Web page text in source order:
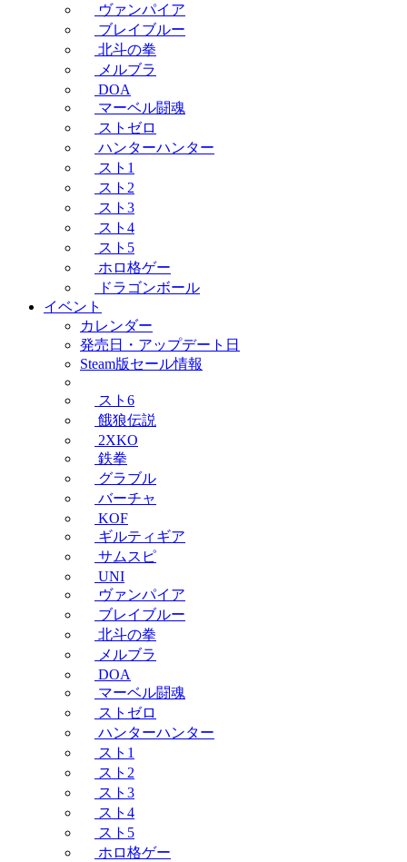
ヴァンパイア
ブレイブルー
北斗の拳
メルブラ
DOA
マーベル闘魂
ストゼロ
ハンターハンター
スト1
スト2
スト3
スト4
スト5
ホロ格ゲー
ドラゴンボール
イベント
カレンダー
発売日・アップデート日
Steam版セール情報
スト6
餓狼伝説
2XKO
鉄拳
グラブル
バーチャ
KOF
ギルティギア
サムスピ
UNI
ヴァンパイア
ブレイブルー
北斗の拳
メルブラ
DOA
マーベル闘魂
ストゼロ
ハンターハンター
スト1
スト2
スト3
スト4
スト5
ホロ格ゲー